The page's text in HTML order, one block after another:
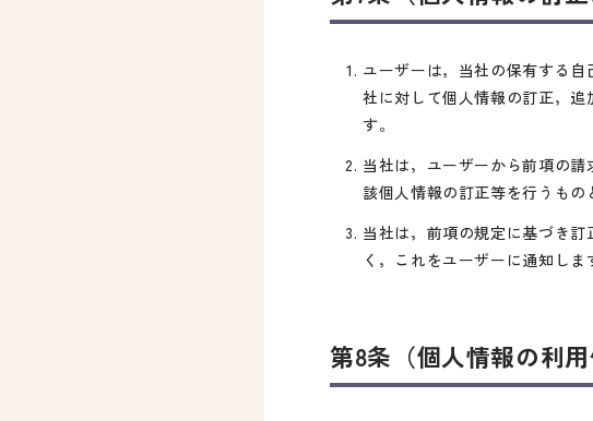
ユーザーは，当社の保有する
社に対して個人情報の訂正，
す。
当社は，ユーザーから前項の
該個人情報の訂正等を行うもの
当社は，前項の規定に基づき
く，これをユーザーに通知しま
第8条（個人情報の利用